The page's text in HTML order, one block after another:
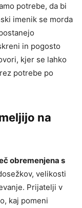
potrebe, da bi
imenik se morda
in pogosto
kjer se lahko
potrebe po
na
obremenjena s
velikosti
Prijatelji v
kaj pomeni